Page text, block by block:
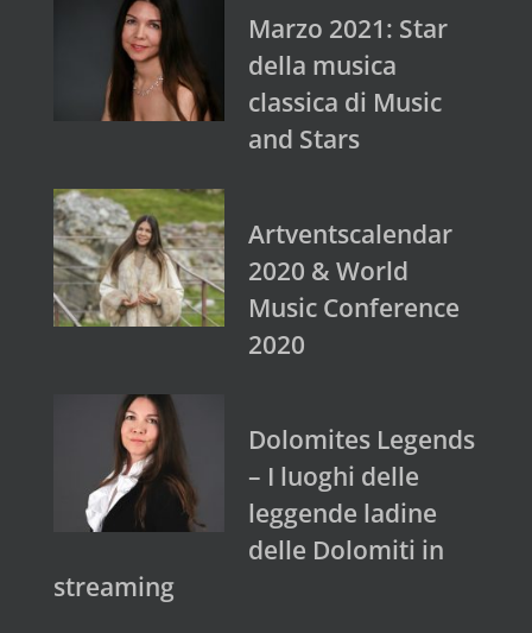
Marzo 2021: Star
della musica
classica di Music
and Stars
Artventscalendar
2020 & World
Music Conference
2020
Dolomites Legends
– I luoghi delle
leggende ladine
delle Dolomiti in
streaming